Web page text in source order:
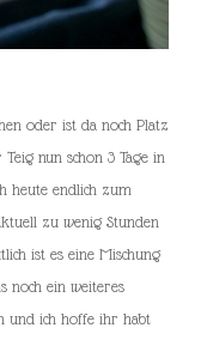
oder ist da noch Platz
nun schon 3 Tage in
heute endlich zum
zu wenig Stunden
ist es eine Mischung
noch ein weiteres
und ich hoffe ihr habt